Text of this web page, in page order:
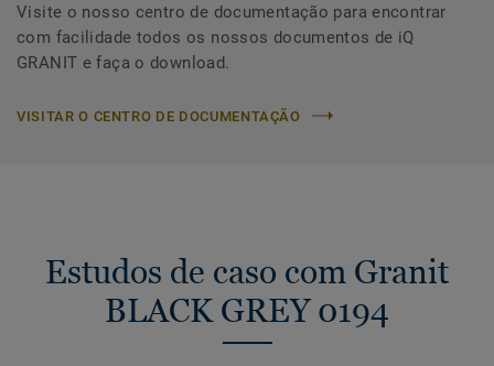
Visite o nosso centro de documentação para encontrar
com facilidade todos os nossos documentos de iQ
GRANIT e faça o download.
VISITAR O CENTRO DE DOCUMENTAÇÃO
Estudos de caso com Granit
BLACK GREY 0194